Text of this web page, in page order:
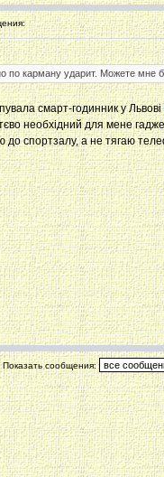
по карману ударит. Можете
смарт-годинник у Львові
необхідний для мене
до спортзалу, а не тягаю
Показать сообщения: